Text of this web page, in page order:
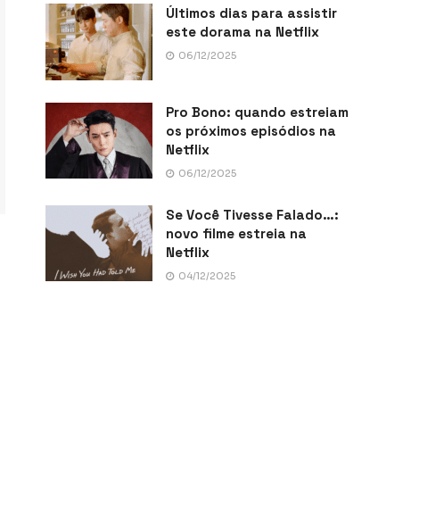
Últimos dias para assistir
este dorama na Netflix
06/12/2025
Pro Bono: quando estreiam
os próximos episódios na
Netflix
06/12/2025
Se Você Tivesse Falado…:
novo filme estreia na
Netflix
04/12/2025